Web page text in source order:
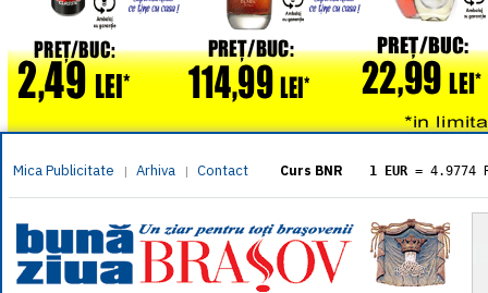
Mica Publicitate | Arhiva | Contact Curs BNR 1 EUR = 4.9774
= 5.8304
1 XAU= 464.4611
1 AED= 1.1933
1 AUD= 2.7957
1 BGN= 2.5449